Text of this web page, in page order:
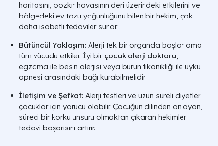
haritasını, bozkır havasının deri üzerindeki etkilerini ve
bölgedeki ev tozu yoğunluğunu bilen bir hekim, çok
daha isabetli tedaviler sunar.
Bütüncül Yaklaşım: Alerji tek bir organda başlar ama
tüm vücudu etkiler. İyi bir çocuk alerji doktoru,
egzama ile besin alerjisi veya burun tıkanıklığı ile uyku
apnesi arasındaki bağı kurabilmelidir.
İletişim ve Şefkat: Alerji testleri ve uzun süreli diyetler
çocuklar için yorucu olabilir. Çocuğun dilinden anlayan,
süreci bir korku unsuru olmaktan çıkaran hekimler
tedavi başarısını artırır.